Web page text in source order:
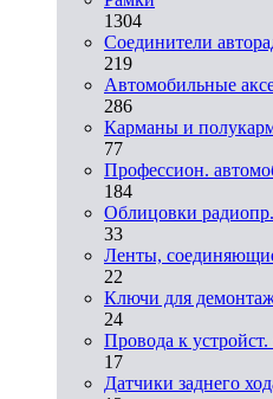
1304
Соединители
219
Автомобильные
286
Карманы и
77
Профессион.
184
Облицовки
33
Ленты,
22
Ключи для
24
Провода к
17
Датчики заднего